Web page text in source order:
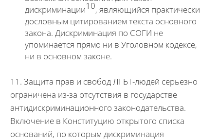
дискриминации10, являющийся практически
дословным цитированием текста основного
закона. Дискриминация по СОГИ не
упоминается прямо ни в Уголовном кодексе,
ни в основном законе.
11. Защита прав и свобод ЛГБТ-людей серьезно
ограничена из-за отсутствия в государстве
антидискриминационного законодательства.
Включение в Конституцию открытого списка
оснований, по которым дискриминация